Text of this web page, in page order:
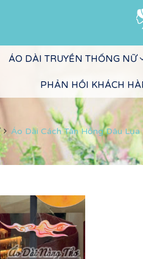
ÁO DÀI TRUYỀN THỐNG NỮ
PHẢN HỒI KHÁCH
Áo Dài Cách Tân Hồng Dâu Lụa